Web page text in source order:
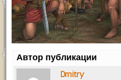
Автор публикации
Dmitry